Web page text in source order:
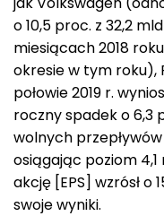
o 10,5 proc. z 32,2
miesiącach 2018
okresie w tym roku),
połowie 2019 r.
roczny spadek o 6,3
wolnych
osiągając poziom
akcję [EPS] wzrósł o
swoje wyniki.